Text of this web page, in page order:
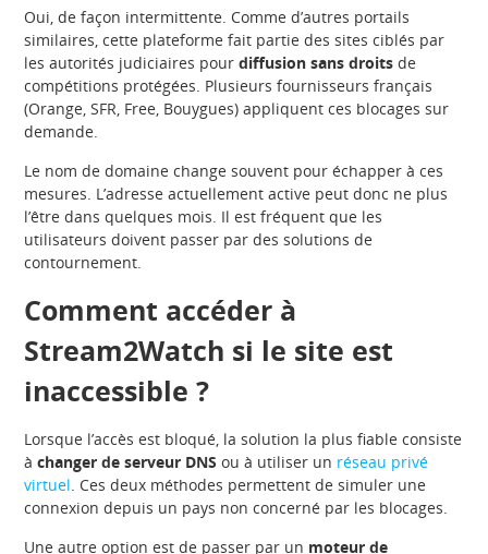
Oui, de façon intermittente. Comme d’autres portails
similaires, cette plateforme fait partie des sites ciblés par
les autorités judiciaires pourdiffusion sans droits de
compétitions protégées. Plusieurs fournisseurs français
(Orange, SFR, Free, Bouygues) appliquent ces blocages sur
demande.
Le nom de domaine change souvent pour échapper à ces
mesures. L’adresse actuellement active peut donc ne plus
l’être dans quelques mois. Il est fréquent que les
utilisateurs doivent passer par des solutions de
contournement.
Comment accéder à
Stream2Watch si le site est
inaccessible ?
Lorsque l’accès est bloqué, la solution la plus fiable consiste
àchanger de serveur DNS ou à utiliser un réseau privé
virtuel. Ces deux méthodes permettent de simuler une
connexion depuis un pays non concerné par les blocages.
Une autre option est de passer par un moteur de